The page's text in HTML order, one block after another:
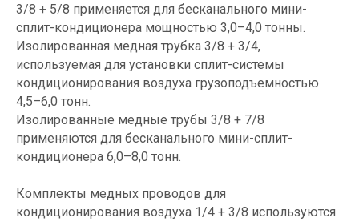
3/8 + 5/8 применяется для бесканального мини-
сплит-кондиционера мощностью 3,0–4,0 тонны.
Изолированная медная трубка 3/8 + 3/4,
используемая для установки сплит-системы
кондиционирования воздуха грузоподъемностью
4,5–6,0 тонн.
Изолированные медные трубы 3/8 + 7/8
применяются для бесканального мини-сплит-
кондиционера 6,0–8,0 тонн.
Комплекты медных проводов для
кондиционирования воздуха 1/4 + 3/8 используются